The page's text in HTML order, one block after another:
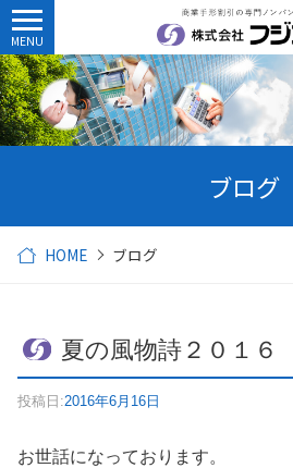
ブログ
HOME ブログ
夏の風物詩２０１６
投稿日:2016年6月16日
お世話になっております。